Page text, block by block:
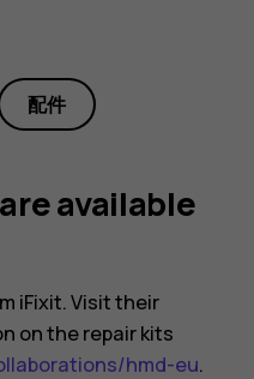
配件
available
iFixit. Visit their
on the repair kits
hmd-eu.